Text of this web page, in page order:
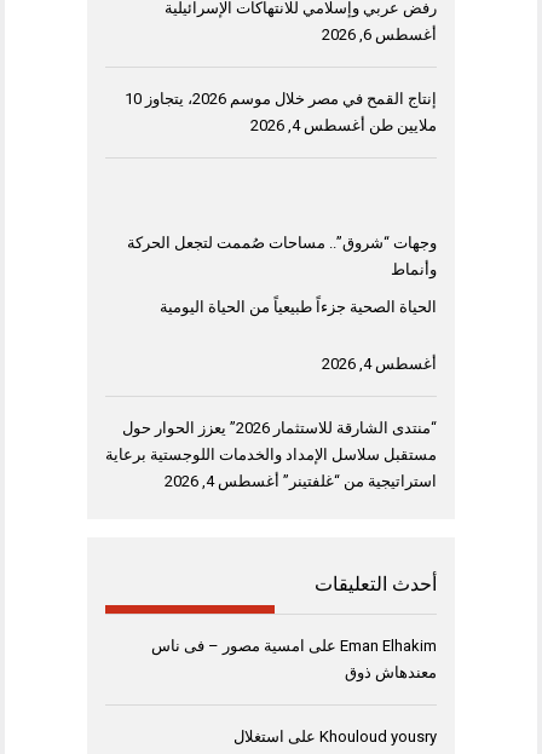
رفض عربي وإسلامي للانتهاكات الإسرائيلية
أغسطس 6, 2026
إنتاج القمح في مصر خلال موسم 2026، يتجاوز 10
ملايين طن أغسطس 4, 2026
وجهات “شروق”.. مساحات صُممت لتجعل الحركة
وأنماط
الحياة الصحية جزءاً طبيعياً من الحياة اليومية
أغسطس 4, 2026
“منتدى الشارقة للاستثمار 2026” يعزز الحوار حول
مستقبل سلاسل الإمداد والخدمات اللوجستية برعاية
استراتيجية من “غلفتينر” أغسطس 4, 2026
أحدث التعليقات
Eman Elhakim على امسية مصور – فى ناس
معندهاش ذوق
Khouloud yousry على استغلال